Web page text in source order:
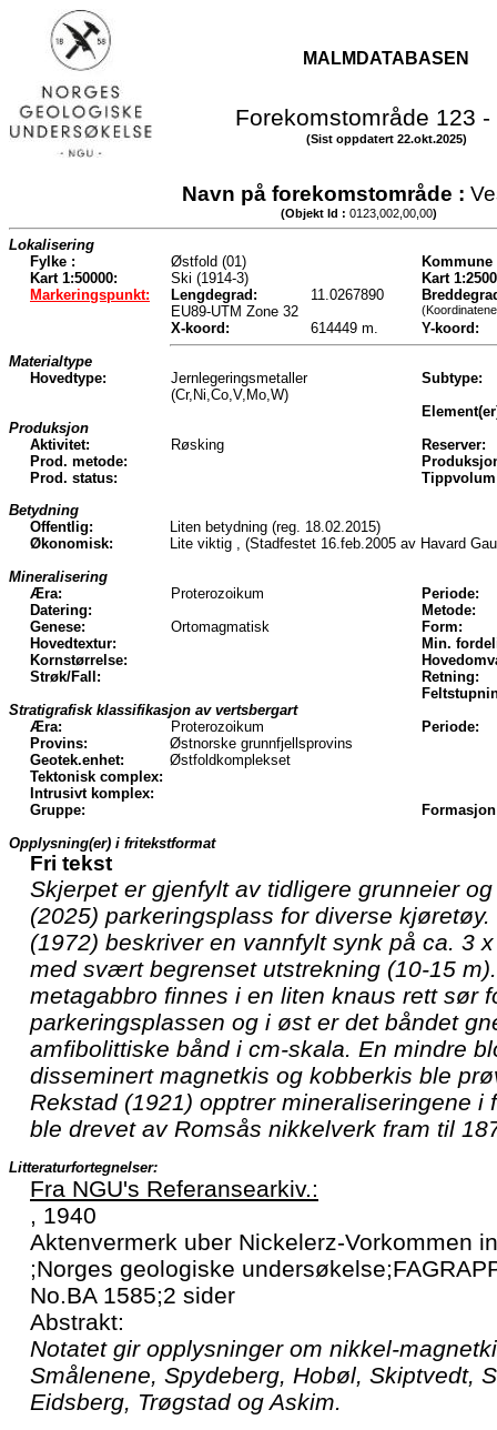
MALMDATABASEN
Forekomstområde 123 -
(Sist oppdatert 22.okt.2025)
Navn på forekomstområde :
(Objekt Id : 0123,002,00,00)
Lokalisering
Fylke :
Østfold (01)
Kommune
Kart 1:50000:
Ski (1914-3)
Kart
Markeringspunkt:
Lengdegrad: 11.0267890
EU89-UTM Zone 32
X-koord: 614449 m.
Y-koord:
Materialtype
Hovedtype:
Jernlegeringsmetaller
(Cr,Ni,Co,V,Mo,W)
Subtype:
Produksjon
Aktivitet:
Røsking
Reserver:
Prod. metode:
Prod. status:
Betydning
Offentlig:
Liten betydning (reg. 18.02.2015)
Økonomisk:
Lite viktig , (Stadfestet 16.feb.2005 av Havard
Mineralisering
Æra:
Proterozoikum
Periode:
Datering:
Metode:
Genese:
Ortomagmatisk
Form:
Hovedtextur:
Min.
Kornstørrelse:
Strøk/Fall:
Retning:
Stratigrafisk klassifikasjon av vertsbergart
Æra:
Proterozoikum
Periode:
Provins:
Østnorske grunnfjellsprovins
Geotek.enhet:
Østfoldkomplekset
Tektonisk complex:
Intrusivt komplex:
Gruppe:
Opplysning(er) i fritekstformat
Fri tekst
Skjerpet er gjenfylt av tidligere grunneier
(2025) parkeringsplass for diverse
(1972) beskriver en vannfylt synk på ca. 3
med svært begrenset utstrekning (10-15
metagabbro finnes i en liten knaus rett sør
parkeringsplassen og i øst er det båndet
amfibolittiske bånd i cm-skala. En mindre
disseminert magnetkis og kobberkis ble
Rekstad (1921) opptrer mineraliseringene i
ble drevet av Romsås nikkelverk fram til
Litteraturfortegnelser:
Fra NGU's Referansearkiv.:
, 1940
Aktenvermerk uber Nickelerz-Vorkommen
;Norges geologiske
No.BA 1585;2 sider
Abstrakt:
Notatet gir opplysninger om nikkel-
Smålenene, Spydeberg, Hobøl, Skiptvedt,
Eidsberg, Trøgstad og Askim.